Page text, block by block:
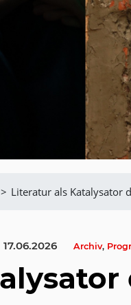
> Literatur als Katalysator
17.06.2026 Archiv,